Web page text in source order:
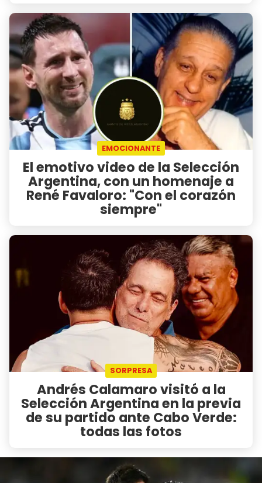
EMOCIONANTE
El emotivo video de la Selección
Argentina, con un homenaje a
René Favaloro: "Con el corazón
siempre"
SORPRESA
Andrés Calamaro visitó a la
Selección Argentina en la previa
de su partido ante Cabo Verde:
todas las fotos